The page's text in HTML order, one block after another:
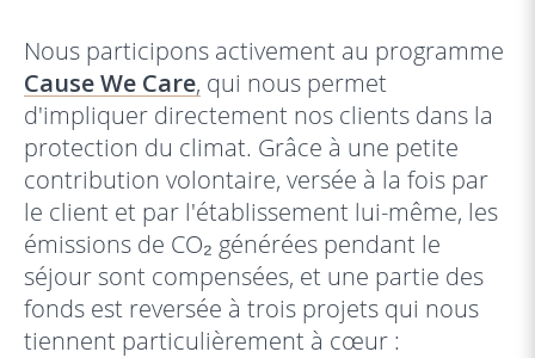
Nous participons activement au programme
Cause We Care, qui nous permet
d'impliquer directement nos clients dans la
protection du climat. Grâce à une petite
contribution volontaire, versée à la fois par
le client et par l'établissement lui-même, les
émissions de CO₂ générées pendant le
séjour sont compensées, et une partie des
fonds est reversée à trois projets qui nous
tiennent particulièrement à cœur :